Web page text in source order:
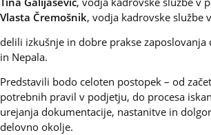
Vlasta Čremošnik, vodja kadrovske službe
delili izkušnje in dobre prakse zaposlovanja
in Nepala.
Predstavili bodo celoten postopek – od
potrebnih pravil v podjetju, do procesa
urejanja dokumentacije, nastanitve in
delovno okolje.